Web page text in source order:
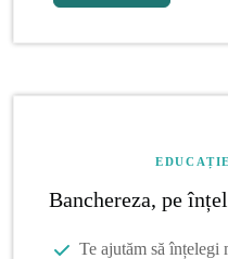
Banchereza, pe
Te ajutăm să înțelegi